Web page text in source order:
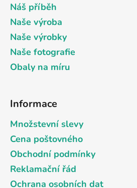
Náš příběh
Naše výroba
Naše výrobky
Naše fotografie
Obaly na míru
Informace
Množstevní slevy
Cena poštovného
Obchodní podmínky
Reklamační řád
Ochrana osobních dat